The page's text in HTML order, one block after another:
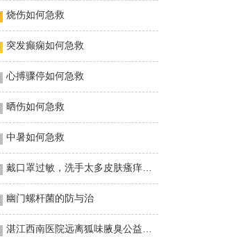
烧伤如何急救
突发癫痫如何急救
心搏骤停如何急救
晒伤如何急救
中暑如何急救
戴口罩过敏，洗手太多皮肤瘙痒怎么办？专家推荐这几招
幽门螺杆菌的防与治